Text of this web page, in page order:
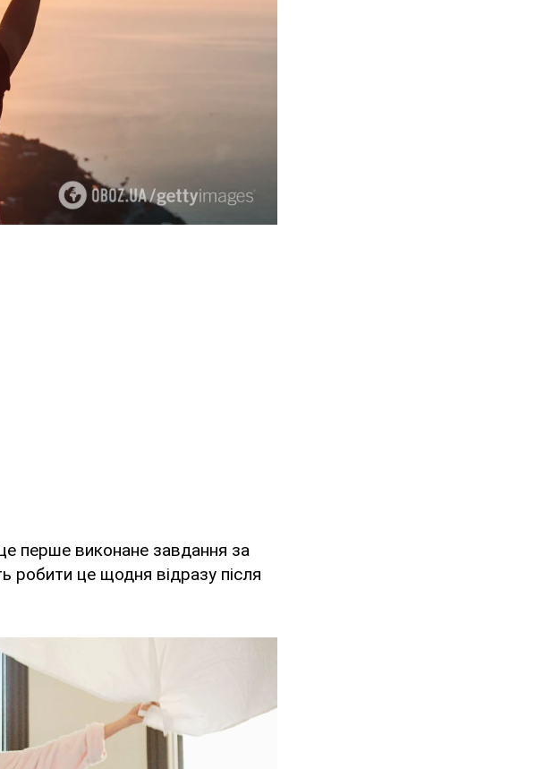
перше виконане завдання за
це щодня відразу після